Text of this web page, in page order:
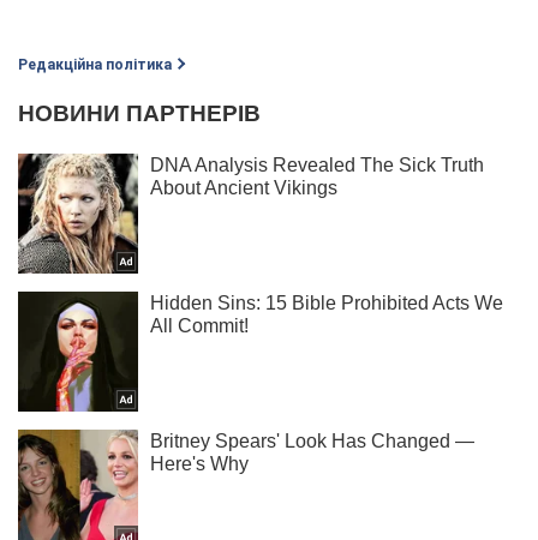
Редакційна політика